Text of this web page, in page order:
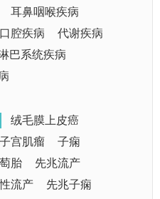
耳鼻咽喉疾病
口腔疾病
代谢疾病
巴系统疾病
绒毛膜上皮癌
子宫肌瘤
子痫
胎
先兆流产
流产
先兆子痫